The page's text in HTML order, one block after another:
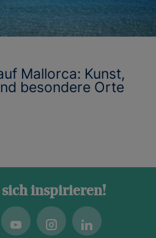
Mallorca: Kunst,
besondere Orte
sich inspirieren!
YoutubeInstagramLinkedin